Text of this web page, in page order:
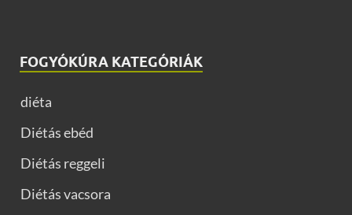
FOGYÓKÚRA KATEGÓRIÁK
diéta
Diétás ebéd
Diétás reggeli
Diétás vacsora